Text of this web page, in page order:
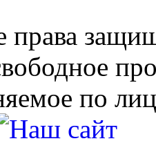
права
по